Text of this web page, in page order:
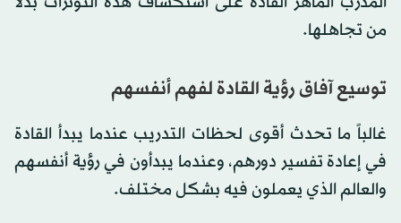
من تجاهلها.
توسيع آفاق رؤية القادة لفهم أنفسهم
غالباً ما تحدث أقوى لحظات التدريب عندما يبدأ القادة
في إعادة تفسير دورهم، وعندما يبدأون في رؤية أنفسهم
والعالم الذي يعملون فيه بشكل مختلف.